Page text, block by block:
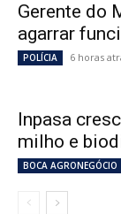
Gerente do
agarrar
POLÍCIA 6 horas
Inpasa
milho e
BOCA AGRONEGÓCIO